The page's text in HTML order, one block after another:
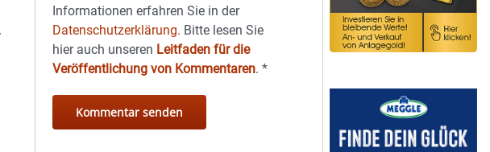
Informationen erfahren Sie in der
Datenschutzerklärung. Bitte lesen Sie
hier auch unseren Leitfaden für die
Veröffentlichung von Kommentaren.*